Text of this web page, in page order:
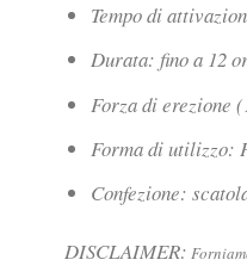
Tempo di
Durata: fino a 12
Forza di erezione
Forma di utilizzo:
Confezione:
DISCLAIMER: